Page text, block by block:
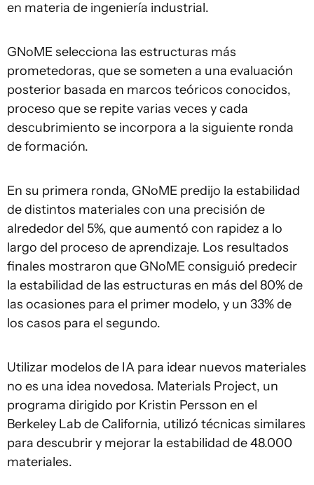
en materia de ingeniería industrial.
GNoME selecciona las estructuras más
prometedoras, que se someten a una evaluación
posterior basada en marcos teóricos conocidos,
proceso que se repite varias veces y cada
descubrimiento se incorpora a la siguiente ronda
de formación.
En su primera ronda, GNoME predijo la estabilidad
de distintos materiales con una precisión de
alrededor del 5%, que aumentó con rapidez a lo
largo del proceso de aprendizaje. Los resultados
finales mostraron que GNoME consiguió predecir
la estabilidad de las estructuras en más del 80% de
las ocasiones para el primer modelo, y un 33% de
los casos para el segundo.
Utilizar modelos de IA para idear nuevos materiales
no es una idea novedosa. Materials Project, un
programa dirigido por Kristin Persson en el
Berkeley Lab de California, utilizó técnicas similares
para descubrir y mejorar la estabilidad de 48.000
materiales.